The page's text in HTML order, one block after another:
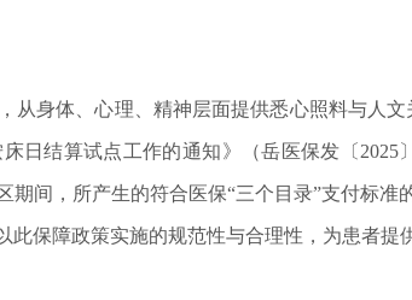
身体、心理、精神层面提供悉心照料与人文
日结算试点工作的通知》（岳医保发〔
间，所产生的符合医保“三个目录”支付标
保障政策实施的规范性与合理性，为患者提